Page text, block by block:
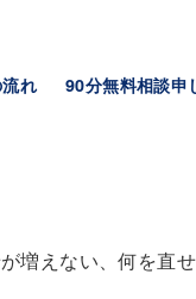
れ 90分無料相談申
増えない、何を直